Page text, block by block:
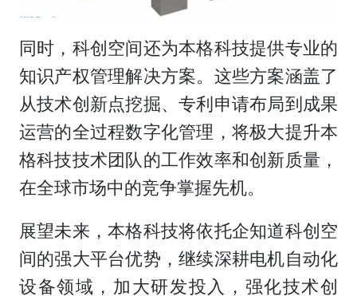
同时，科创空间还为本格科技提供专业的
知识产权管理解决方案。这些方案涵盖了
从技术创新点挖掘、专利申请布局到成果
运营的全过程数字化管理，将极大提升本
格科技技术团队的工作效率和创新质量，
在全球市场中的竞争掌握先机。
展望未来，本格科技将依托企知道科创空
间的强大平台优势，继续深耕电机自动化
设备领域，加大研发投入，强化技术创